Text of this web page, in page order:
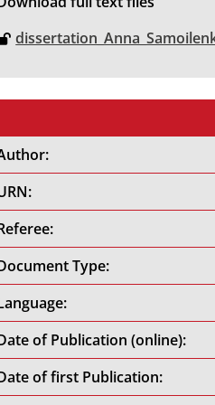
Type:
of Publication (online):
of first Publication: